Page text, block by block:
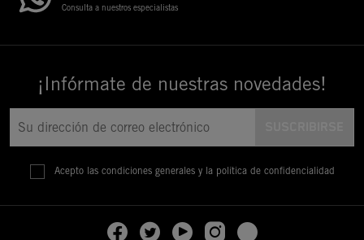
Consulta a nuestros especialistas
¡Infórmate de nuestras novedades!
Acepto las condiciones generales y la política de confidencialidad